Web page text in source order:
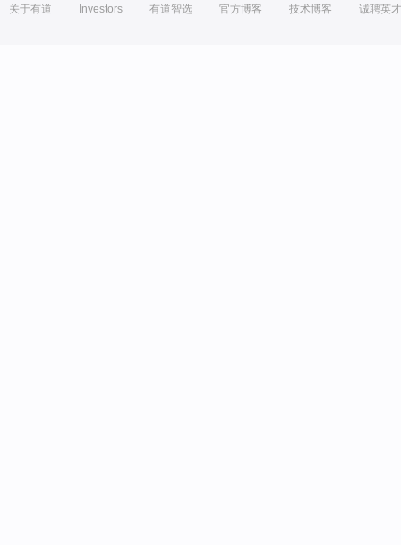
关于有道 Investors 有道智选 官方博客 技术博客 诚聘英才